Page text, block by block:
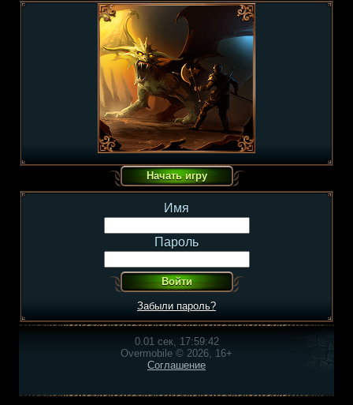
Имя
Пароль
Забыли пароль?
0.01 сек, 17:59:42
Overmobile © 2026, 16+
Соглашение